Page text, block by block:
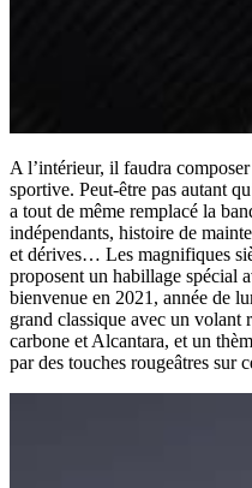
A l’intérieur, il faudra
sportive. Peut-être pas autant
a tout de même remplacé la
indépendants, histoire de
et dérives… Les magnifiques
proposent un habillage spécial
bienvenue en 2021, année de
grand classique avec un volant
carbone et Alcantara, et un
par des touches rougeâtres sur